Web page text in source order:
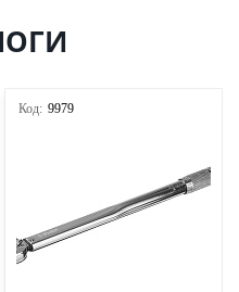
Код: 9979